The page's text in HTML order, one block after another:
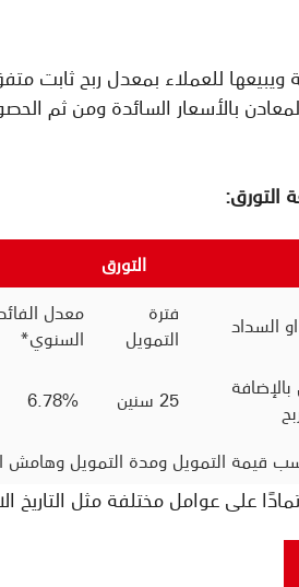
للعملاء بمعدل ربح ثابت
بالأسعار السائدة ومن ثم
التورق:
التورق
السداد
فترة
التمويل
معدل
السنوي*
25 سنين 6.78%
التمويل ومدة التمويل وهامش
على عوامل مختلفة مثل التاريخ